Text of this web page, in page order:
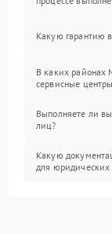
Какую гарантию
В каких районах
сервисные
Выполняете ли
лиц?
Какую
для юридических